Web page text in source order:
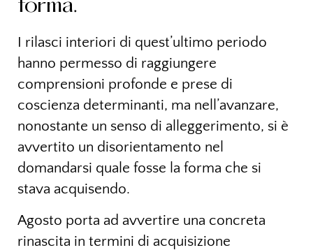
forma.
I rilasci interiori di quest’ultimo periodo
hanno permesso di raggiungere
comprensioni profonde e prese di
coscienza determinanti, ma nell’avanzare,
nonostante un senso di alleggerimento, si è
avvertito un disorientamento nel
domandarsi quale fosse la forma che si
stava acquisendo.
Agosto porta ad avvertire una concreta
rinascita in termini di acquisizione